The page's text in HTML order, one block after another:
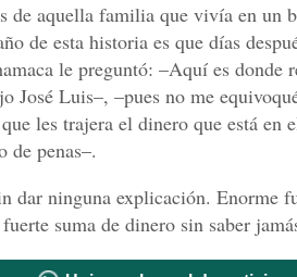
de aquella familia que vivía en un
de esta historia es que días
le preguntó: –Aquí es donde
José Luis–, –pues no me
les trajera el dinero que está en
de penas–.
dar ninguna explicación. Enorme
suma de dinero sin saber